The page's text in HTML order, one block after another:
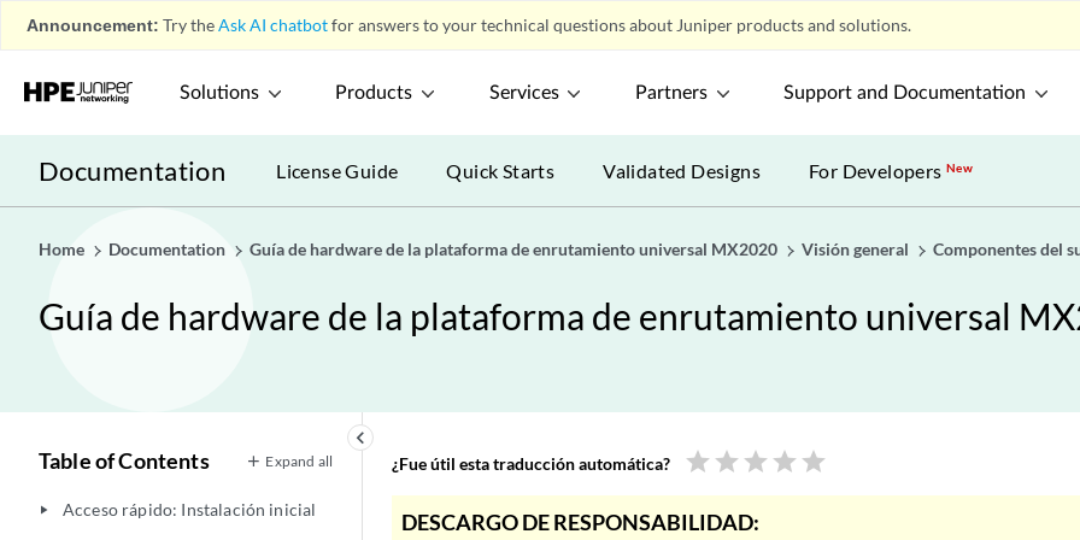
Announcement: Try theAsk AI chatbotfor answers to your technical questions about Juniper products and solutions.
Solutions Products Services Partners Support and Documentation
Documentation License Guide Quick Starts Validated Designs For DevelopersNew
Home Documentation Guía de hardware de la plataforma de enrutamiento universal MX2020 Visión general Componentes del
Guía de hardware de la plataforma de enrutamiento universal
keyboard_arrow_left
Table of Contents Expand all
play_arrow Acceso rápido: Instalación inicial
¿Fue útil esta traducción automática? star star star star star
DESCARGO DE RESPONSABILIDAD: